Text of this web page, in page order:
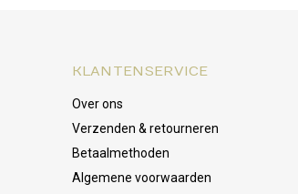
KLANTENSERVICE
Over ons
Verzenden & retourneren
Betaalmethoden
Algemene voorwaarden